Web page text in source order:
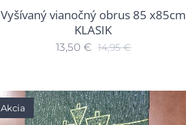
Vyšívaný vianočný obrus 85 x85cm
KLASIK
13,50€ 14,95€
Akcia